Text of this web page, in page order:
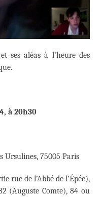
ses aléas à l’heure des
à 20h30
Ursulines, 75005 Paris
rue de l’Abbé de l’Épée),
(Auguste Comte), 84 ou